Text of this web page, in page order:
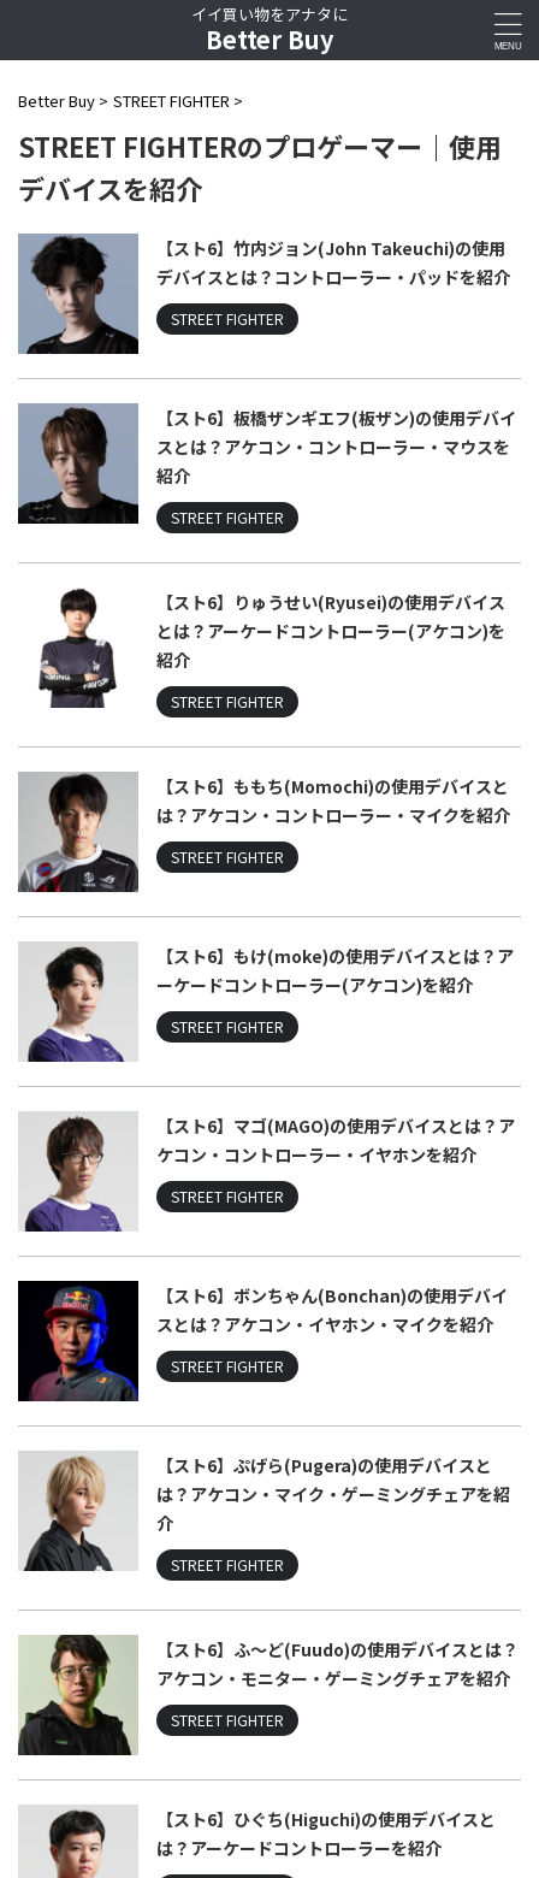
イイ買い物をアナタに
Better Buy
Better Buy > STREET FIGHTER >
STREET FIGHTERのプロゲーマー｜使用
デバイスを紹介
【スト6】竹内ジョン(John Takeuchi)の使用
デバイスとは？コントローラー・パッドを紹介
STREET FIGHTER
【スト6】板橋ザンギエフ(板ザン)の使用デバイ
スとは？アケコン・コントローラー・マウスを
紹介
STREET FIGHTER
【スト6】りゅうせい(Ryusei)の使用デバイス
とは？アーケードコントローラー(アケコン)を
紹介
STREET FIGHTER
【スト6】ももち(Momochi)の使用デバイスと
は？アケコン・コントローラー・マイクを紹介
STREET FIGHTER
【スト6】もけ(moke)の使用デバイスとは？ア
ーケードコントローラー(アケコン)を紹介
STREET FIGHTER
【スト6】マゴ(MAGO)の使用デバイスとは？ア
ケコン・コントローラー・イヤホンを紹介
STREET FIGHTER
【スト6】ボンちゃん(Bonchan)の使用デバイ
スとは？アケコン・イヤホン・マイクを紹介
STREET FIGHTER
【スト6】ぷげら(Pugera)の使用デバイスと
は？アケコン・マイク・ゲーミングチェアを紹
介
STREET FIGHTER
【スト6】ふ〜ど(Fuudo)の使用デバイスとは？
アケコン・モニター・ゲーミングチェアを紹介
STREET FIGHTER
【スト6】ひぐち(Higuchi)の使用デバイスと
は？アーケードコントローラーを紹介